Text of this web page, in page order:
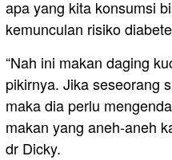
apa yang kita konsumsi
kemunculan risiko
“Nah ini makan daging
pikirnya. Jika seseorang
maka dia perlu
makan yang aneh-aneh
dr Dicky.